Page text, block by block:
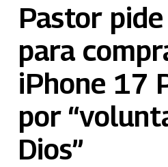
Pastor
para
iPhone 17
por
Dios”